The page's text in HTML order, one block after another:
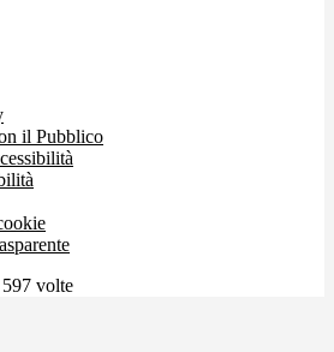
il Pubblico
597 volte